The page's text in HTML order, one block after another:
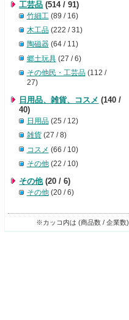
工芸品 (514 / 91)
竹細工(89 / 16)
木工品(222 / 31)
陶磁器(64 / 11)
郷土玩具(27 / 6)
その他民・工芸品(112 /
27)
日用品、雑貨、コスメ (140 /
40)
日用品(25 / 12)
雑貨(27 / 8)
コスメ (66 / 10)
その他(22 / 10)
その他(20 / 6)
その他(20 / 6)
※カッコ内は (商品数 / 企業数)